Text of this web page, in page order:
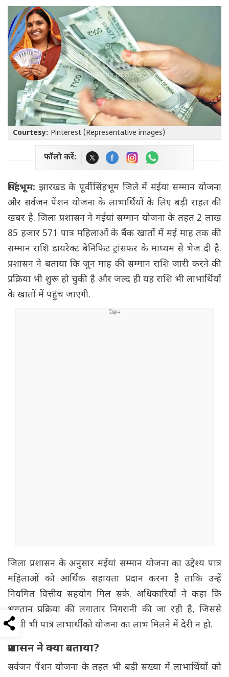
Courtesy: Pinterest (Representative images)
फॉलो करें:
सिंहभूम: झारखंड के पूर्वी सिंहभूम जिले में मंईयां सम्मान योजना
और सर्वजन पेंशन योजना के लाभार्थियों के लिए बड़ी राहत की
खबर है. जिला प्रशासन ने मंईयां सम्मान योजना के तहत 2 लाख
85 हजार 571 पात्र महिलाओं के बैंक खातों में मई माह तक की
सम्मान राशि डायरेक्ट बेनिफिट ट्रांसफर के माध्यम से भेज दी है.
प्रशासन ने बताया कि जून माह की सम्मान राशि जारी करने की
प्रक्रिया भी शुरू हो चुकी है और जल्द ही यह राशि भी लाभार्थियों
के खातों में पहुंच जाएगी.
जिला प्रशासन के अनुसार मंईयां सम्मान योजना का उद्देश्य पात्र
महिलाओं को आर्थिक सहायता प्रदान करना है ताकि उन्हें
नियमित वित्तीय सहयोग मिल सके. अधिकारियों ने कहा कि
भुगतान प्रक्रिया की लगातार निगरानी की जा रही है, जिससे
किसी भी पात्र लाभार्थी को योजना का लाभ मिलने में देरी न हो.
प्रशासन ने क्या बताया?
सर्वजन पेंशन योजना के तहत भी बड़ी संख्या में लाभार्थियों को